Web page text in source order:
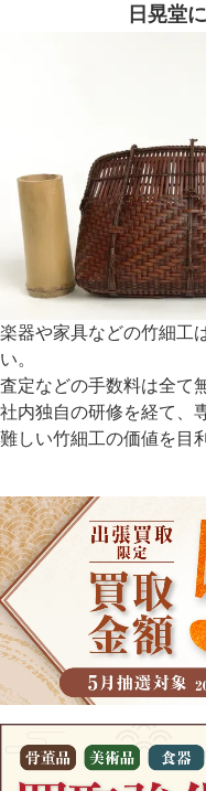
日晃堂
楽器や家具などの竹細工
い。
査定などの手数料は全て
社内独自の研修を経て、
難しい竹細工の価値を目